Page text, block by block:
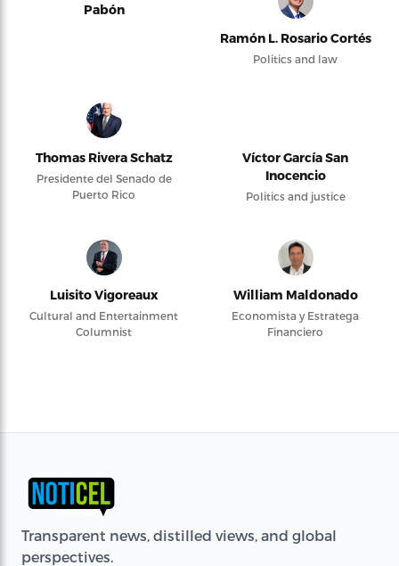
Pabón
Ramón L. Rosario Cortés
Politics and law
Thomas Rivera Schatz
Presidente del Senado de
Puerto Rico
Víctor García San
Inocencio
Politics and justice
Luisito Vigoreaux
Cultural and Entertainment
Columnist
William Maldonado
Economista y Estratega
Financiero
Transparent news, distilled views, and global
perspectives.